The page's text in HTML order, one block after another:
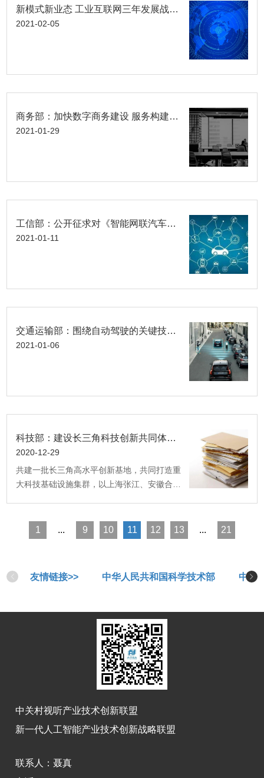
新模式新业态 工业互联网三年发展战略出台
2021-02-05
商务部：加快数字商务建设 服务构建新发展格局
2021-01-29
工信部：公开征求对《智能网联汽车道路测试与示范应用管理规范（试行）》（征求意见稿）的意见
2021-01-11
交通运输部：围绕自动驾驶的关键技术开展攻关
2021-01-06
科技部：建设长三角科技创新共同体，联合开展重大科技攻关
2020-12-29
共建一批长三角高水平创新基地，共同打造重
大科技基础设施集群，以上海张江、安徽合肥
离心模拟与实验装置等重大科技基础设施建
设；推进合肥先进计算中心建设，谋划筹建生
1 ... 9 10 11 12 13 ... 21
友情链接>> 中华人民共和国科学技术部 中华
中关村视听产业技术创新联盟
新一代人工智能产业技术创新战略联盟
联系人：聂真